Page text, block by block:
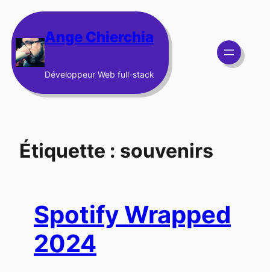
au
contenu Ange Chierchia
Développeur Web full-stack
Étiquette : souvenirs
Spotify Wrapped
2024